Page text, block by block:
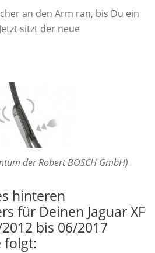
an den Arm ran, bis Du ein
sitzt der neue
der Robert BOSCH GmbH)
hinteren
für Deinen Jaguar XF
bis 06/2017
folgt: